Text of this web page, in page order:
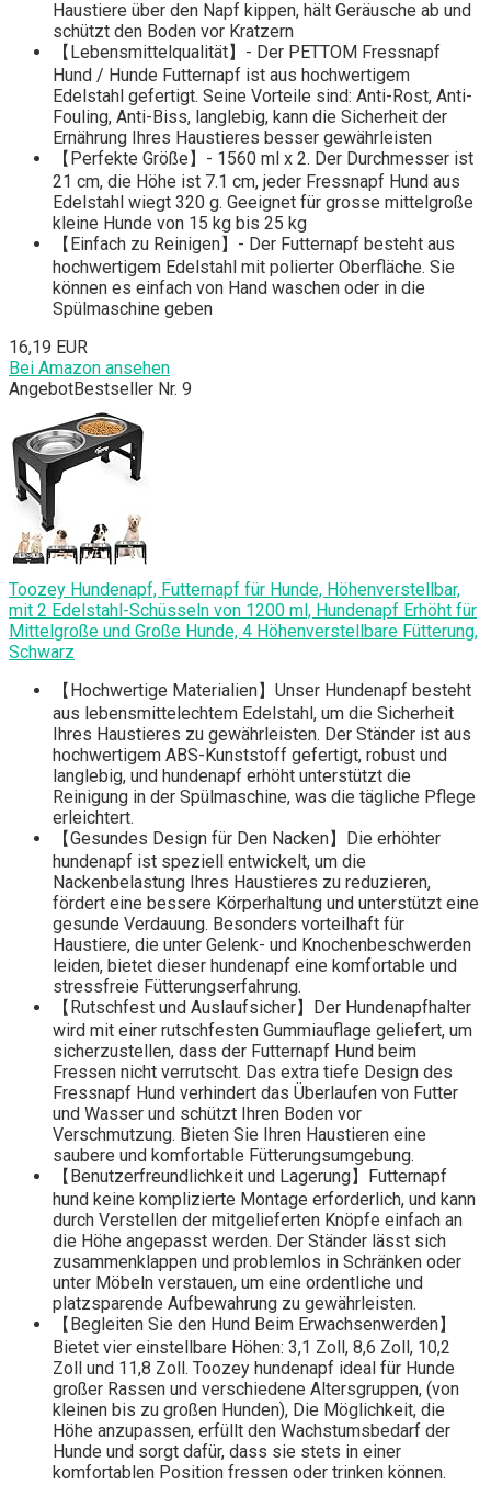
Haustiere über den Napf kippen, hält Geräusche ab und
schützt den Boden vor Kratzern
【Lebensmittelqualität】- Der PETTOM Fressnapf
Hund / Hunde Futternapf ist aus hochwertigem
Edelstahl gefertigt. Seine Vorteile sind: Anti-Rost, Anti-
Fouling, Anti-Biss, langlebig, kann die Sicherheit der
Ernährung Ihres Haustieres besser gewährleisten
【Perfekte Größe】- 1560 ml x 2. Der Durchmesser ist
21 cm, die Höhe ist 7.1 cm, jeder Fressnapf Hund aus
Edelstahl wiegt 320 g. Geeignet für grosse mittelgroße
kleine Hunde von 15 kg bis 25 kg
【Einfach zu Reinigen】- Der Futternapf besteht aus
hochwertigem Edelstahl mit polierter Oberfläche. Sie
können es einfach von Hand waschen oder in die
Spülmaschine geben
16,19 EUR
Bei Amazon ansehen
AngebotBestseller Nr. 9
Toozey Hundenapf, Futternapf für Hunde, Höhenverstellbar,
mit 2 Edelstahl-Schüsseln von 1200 ml, Hundenapf Erhöht für
Mittelgroße und Große Hunde, 4 Höhenverstellbare Fütterung,
Schwarz
【Hochwertige Materialien】Unser Hundenapf besteht
aus lebensmittelechtem Edelstahl, um die Sicherheit
Ihres Haustieres zu gewährleisten. Der Ständer ist aus
hochwertigem ABS-Kunststoff gefertigt, robust und
langlebig, und hundenapf erhöht unterstützt die
Reinigung in der Spülmaschine, was die tägliche Pflege
erleichtert.
【Gesundes Design für Den Nacken】Die erhöhter
hundenapf ist speziell entwickelt, um die
Nackenbelastung Ihres Haustieres zu reduzieren,
fördert eine bessere Körperhaltung und unterstützt eine
gesunde Verdauung. Besonders vorteilhaft für
Haustiere, die unter Gelenk- und Knochenbeschwerden
leiden, bietet dieser hundenapf eine komfortable und
stressfreie Fütterungserfahrung.
【Rutschfest und Auslaufsicher】Der Hundenapfhalter
wird mit einer rutschfesten Gummiauflage geliefert, um
sicherzustellen, dass der Futternapf Hund beim
Fressen nicht verrutscht. Das extra tiefe Design des
Fressnapf Hund verhindert das Überlaufen von Futter
und Wasser und schützt Ihren Boden vor
Verschmutzung. Bieten Sie Ihren Haustieren eine
saubere und komfortable Fütterungsumgebung.
【Benutzerfreundlichkeit und Lagerung】Futternapf
hund keine komplizierte Montage erforderlich, und kann
durch Verstellen der mitgelieferten Knöpfe einfach an
die Höhe angepasst werden. Der Ständer lässt sich
zusammenklappen und problemlos in Schränken oder
unter Möbeln verstauen, um eine ordentliche und
platzsparende Aufbewahrung zu gewährleisten.
【Begleiten Sie den Hund Beim Erwachsenwerden】
Bietet vier einstellbare Höhen: 3,1 Zoll, 8,6 Zoll, 10,2
Zoll und 11,8 Zoll. Toozey hundenapf ideal für Hunde
großer Rassen und verschiedene Altersgruppen, (von
kleinen bis zu großen Hunden), Die Möglichkeit, die
Höhe anzupassen, erfüllt den Wachstumsbedarf der
Hunde und sorgt dafür, dass sie stets in einer
komfortablen Position fressen oder trinken können.